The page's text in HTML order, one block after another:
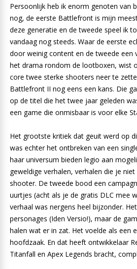
Persoonlijk heb ik enorm genoten van
nog, de eerste Battlefront is mijn
deze generatie en de tweede speel ik
vandaag nog steeds. Waar de eerste
door weinig content en de tweede een
het drama rondom de lootboxen, wist
core twee sterke shooters neer te
Battlefront II nog eens een kans. Die
op de titel die het twee jaar geleden
een game die onmisbaar is voor elke
Het grootste kritiek dat geuit werd op
was echter het ontbreken van een
haar universum bieden legio aan
geweldige verhalen, verhalen die je
shooter. De tweede bood een
uurtjes (acht als je de gratis DLC mee
verhaal was nergens heel bijzonder.
personages (Iden Versio!), maar de
halen wat er in zat. Het voelde als een
hoofdzaak. En dat heeft ontwikkelaar
Titanfall en Apex Legends bracht,